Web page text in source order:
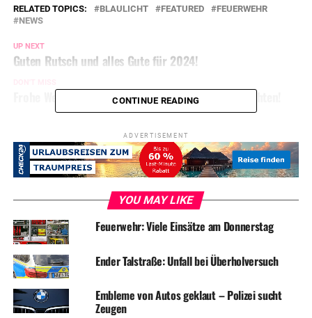
RELATED TOPICS: BLAULICHT FEATURED
FEUERWEHR
NEWS
UP NEXT
Guten Rutsch und alles Gute für 2024!
Frohe Weihnachten: Bis Mittwoch nur gute Nachrichten!
CONTINUE READING
ADVERTISEMENT
YOU MAY LIKE
Feuerwehr: Viele Einsätze am Donnerstag
Ender Talstraße: Unfall bei Überholversuch
Embleme von Autos geklaut – Polizei sucht
Zeugen